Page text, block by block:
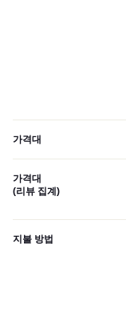
가격대
가격대
(리뷰 집계)
지불 방법